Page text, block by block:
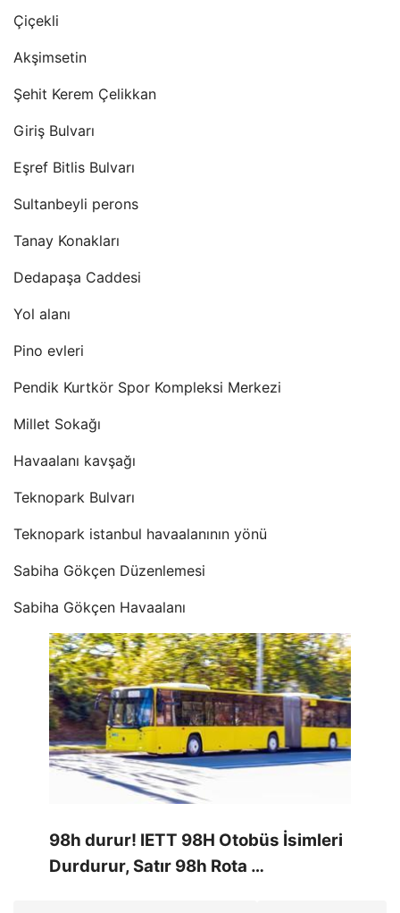
Çiçekli
Akşimsetin
Şehit Kerem Çelikkan
Giriş Bulvarı
Eşref Bitlis Bulvarı
Sultanbeyli perons
Tanay Konakları
Dedapaşa Caddesi
Yol alanı
Pino evleri
Pendik Kurtkör Spor Kompleksi Merkezi
Millet Sokağı
Havaalanı kavşağı
Teknopark Bulvarı
Teknopark istanbul havaalanının yönü
Sabiha Gökçen Düzenlemesi
Sabiha Gökçen Havaalanı
98h durur! IETT 98H Otobüs İsimleri
Durdurur, Satır 98h Rota …